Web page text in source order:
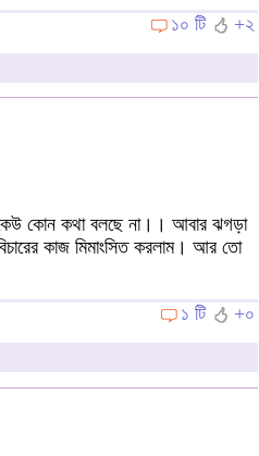
১০ টি
+২
কোন কথা বলছে না।। আবার ঝগড়া
কাজ মিমাংসিত করলাম। আর তো
১ টি
+০